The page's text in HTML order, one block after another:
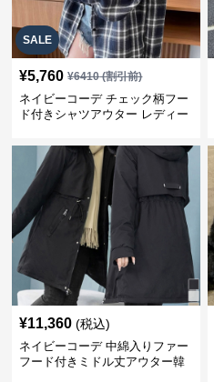
SALE
¥5,760 ¥6410(割引前)
ネイビーコーデ チェック柄フー
ド付きシャツアウター レディー
¥11,360 (税込)
ネイビーコーデ 中綿入りファー
フード付きミドル丈アウター韓